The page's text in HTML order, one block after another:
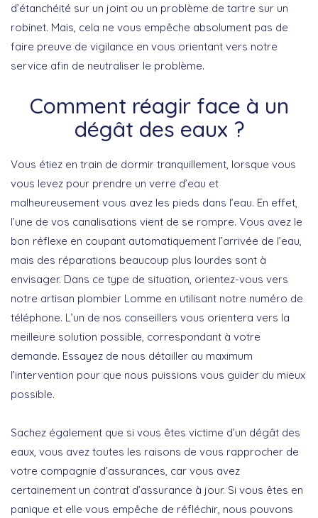
d’étanchéité sur un joint ou un problème de tartre sur un
robinet. Mais, cela ne vous empêche absolument pas de
faire preuve de vigilance en vous orientant vers notre
service afin de neutraliser le problème.
Comment réagir face à un
dégât des eaux ?
Vous étiez en train de dormir tranquillement, lorsque vous
vous levez pour prendre un verre d’eau et
malheureusement vous avez les pieds dans l’eau. En effet,
l’une de vos canalisations vient de se rompre. Vous avez le
bon réflexe en coupant automatiquement l’arrivée de l’eau,
mais des réparations beaucoup plus lourdes sont à
envisager. Dans ce type de situation, orientez-vous vers
notre artisan plombier Lomme en utilisant notre numéro de
téléphone. L’un de nos conseillers vous orientera vers la
meilleure solution possible, correspondant à votre
demande. Essayez de nous détailler au maximum
l’intervention pour que nous puissions vous guider du mieux
possible.
Sachez également que si vous êtes victime d’un dégât des
eaux, vous avez toutes les raisons de vous rapprocher de
votre compagnie d’assurances, car vous avez
certainement un contrat d’assurance à jour. Si vous êtes en
panique et elle vous empêche de réfléchir, nous pouvons